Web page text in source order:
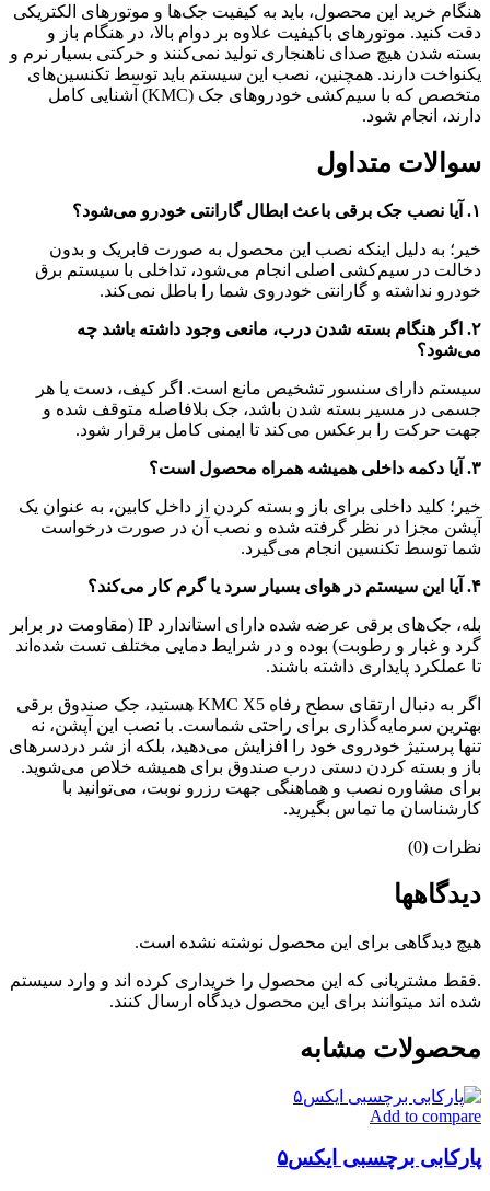
هنگام خرید این محصول، باید به کیفیت جک‌ها و موتورهای الکتریکی
دقت کنید. موتورهای باکیفیت علاوه بر دوام بالا، در هنگام باز و
بسته شدن هیچ صدای ناهنجاری تولید نمی‌کنند و حرکتی بسیار نرم و
یکنواخت دارند. همچنین، نصب این سیستم باید توسط تکنسین‌های
متخصص که با سیم‌کشی خودروهای جک (KMC) آشنایی کامل
دارند، انجام شود.
سوالات متداول
۱. آیا نصب جک برقی باعث ابطال گارانتی خودرو می‌شود؟
خیر؛ به دلیل اینکه نصب این محصول به صورت فابریک و بدون
دخالت در سیم‌کشی اصلی انجام می‌شود، تداخلی با سیستم برق
خودرو نداشته و گارانتی خودروی شما را باطل نمی‌کند.
۲. اگر هنگام بسته شدن درب، مانعی وجود داشته باشد چه
می‌شود؟
سیستم دارای سنسور تشخیص مانع است. اگر کیف، دست یا هر
جسمی در مسیر بسته شدن باشد، جک بلافاصله متوقف شده و
جهت حرکت را برعکس می‌کند تا ایمنی کامل برقرار شود.
۳. آیا دکمه داخلی همیشه همراه محصول است؟
خیر؛ کلید داخلی برای باز و بسته کردن از داخل کابین، به عنوان یک
آپشن مجزا در نظر گرفته شده و نصب آن در صورت درخواست
شما توسط تکنسین انجام می‌گیرد.
۴. آیا این سیستم در هوای بسیار سرد یا گرم کار می‌کند؟
بله، جک‌های برقی عرضه شده دارای استاندارد IP (مقاومت در برابر
گرد و غبار و رطوبت) بوده و در شرایط دمایی مختلف تست شده‌اند
تا عملکرد پایداری داشته باشند.
اگر به دنبال ارتقای سطح رفاه KMC X5 هستید، جک صندوق برقی
بهترین سرمایه‌گذاری برای راحتی شماست. با نصب این آپشن، نه
تنها پرستیژ خودروی خود را افزایش می‌دهید، بلکه از شر دردسرهای
باز و بسته کردن دستی درب صندوق برای همیشه خلاص می‌شوید.
برای مشاوره نصب و هماهنگی جهت رزرو نوبت، می‌توانید با
کارشناسان ما تماس بگیرید.
نظرات (0)
دیدگاهها
هیچ دیدگاهی برای این محصول نوشته نشده است.
.فقط مشتریانی که این محصول را خریداری کرده اند و وارد سیستم
شده اند میتوانند برای این محصول دیدگاه ارسال کنند.
محصولات مشابه
Add to compare
پارکابی برچسبی ایکس۵